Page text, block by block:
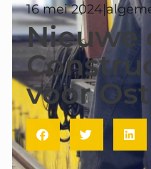
16 mei 2024|
Nieuwe
voor